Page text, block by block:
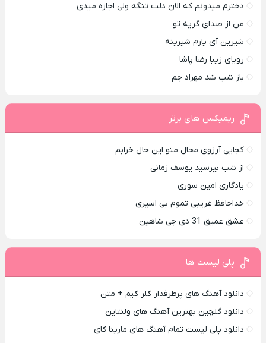
دخترم میدونم که الان دلت تنگه ولی اجازه میدی
من از صدای گريه تو
شیرین آی یارم شیرینه
رویای زیبا رضا پاشا
باز شب شد مهراد جم
ریمیکس های برتر
کجایی آرزوی محال منو این حال خرابم
از شب بپرسید یوسف زمانی
یادگاری امین سوری
خداحافظ غریبی تموم بی اسیری
عشق عمیق 31 دی جی شاهین
پلی لیست ها
دانلود آهنگ های پرطرفدار کلر کیم + متن
دانلود گلچین بهترین آهنگ های ولنتاین
دانلود پلی لیست تمام آهنگ های مارینا کای